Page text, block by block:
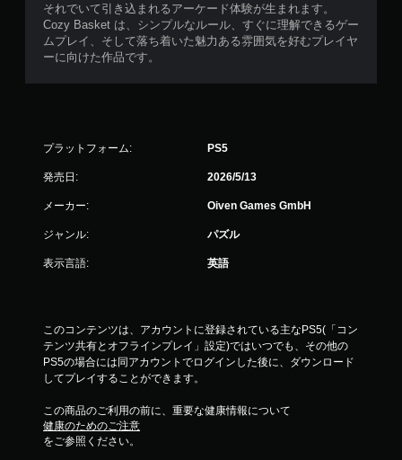
それでいて引き込まれるアーケード体験が生まれます。
Cozy Basket は、シンプルなルール、すぐに理解できるゲー
ムプレイ、そして落ち着いた魅力ある雰囲気を好むプレイヤ
ーに向けた作品です。
プラットフォーム: PS5
発売日: 2026/5/13
メーカー: Oiven Games GmbH
ジャンル: パズル
表示言語: 英語
このコンテンツは、アカウントに登録されている主なPS5(「コン
テンツ共有とオフラインプレイ」設定)ではいつでも、その他の
PS5の場合には同アカウントでログインした後に、ダウンロード
してプレイすることができます。
この商品のご利用の前に、重要な健康情報について
健康のためのご注意
をご参照ください。